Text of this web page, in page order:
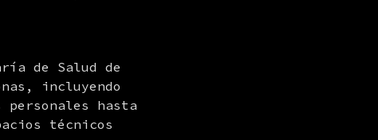
de Salud de
incluyendo
personales hasta
técnicos